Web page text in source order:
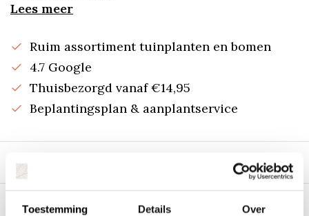
Toestemming Details Over
Lees meer
Ruim assortiment tuinplanten en bomen
4.7 Google
Thuisbezorgd vanaf €14,95
Beplantingsplan & aanplantservice
Beschrijving
Specificaties